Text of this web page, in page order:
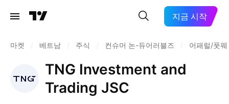
지금 시작
마켓 베트남 주식 컨슈머 논-듀어러블즈 어패럴/풋웨
TNG Investment and
Trading JSC